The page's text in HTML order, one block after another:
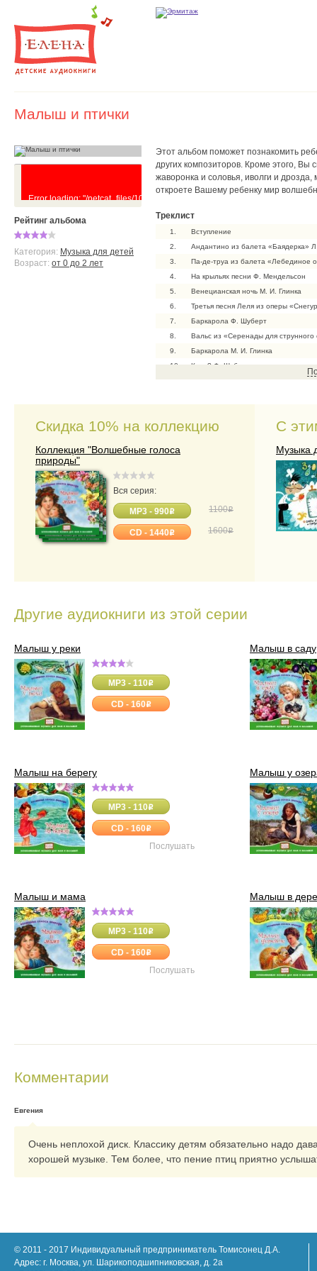
Малыш и птички
Error loading: "/netcat_files/102/70/Malysh_i_ptichki_0.mp3"
Рейтинг альбома
Категория: Музыка для детей
Возраст: от 0 до 2 лет
Этот альбом поможет познакомить
других композиторов. Кроме этого,
жаворонка и соловья, иволги и
откроете Вашему ребенку мир
Треклист
1.
Вступление
2.
Андантино из балета «Баядерка»
3.
Па-де-труа из балета «Лебединое
4.
На крыльях песни Ф. Мендельсон
5.
Венецианская ночь М. И. Глинка
6.
Третья песня Леля из оперы
7.
Баркарола Ф. Шуберт
8.
Вальс из «Серенады для струнного
9.
Баркарола М. И. Глинка
10.
Куда? Ф. Шуберт
11.
Песня Левко из оперы «Майская
Скидка 10% на коллекцию
Коллекция "Волшебные голоса
природы"
Вся серия:
1100o
MP3 - 990o
1600o
CD - 1440o
С
Музыка
Другие аудиокниги из этой серии
Малыш у реки
MP3 - 110o
CD - 160o
Малыш в саду
Малыш на берегу
MP3 - 110o
CD - 160o
Послушать
Малыш у
Малыш и мама
MP3 - 110o
CD - 160o
Послушать
Малыш в
Комментарии
Евгения
Очень неплохой диск. Классику детям обязательно надо
хорошей музыке. Тем более, что пение птиц приятно
© 2011 - 2017 Индивидуальный предприниматель Томисонец Д.А.
Адрес: г. Москва, ул. Шарикоподшипниковская, д. 2а